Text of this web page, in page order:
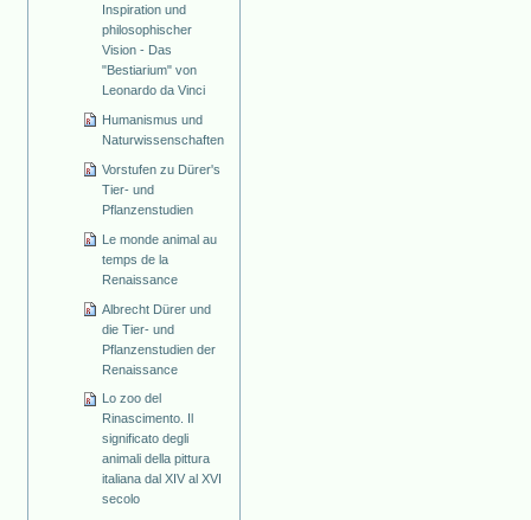
Inspiration und
philosophischer
Vision - Das
"Bestiarium" von
Leonardo da Vinci
Humanismus und
Naturwissenschaften
Vorstufen zu Dürer's
Tier- und
Pflanzenstudien
Le monde animal au
temps de la
Renaissance
Albrecht Dürer und
die Tier- und
Pflanzenstudien der
Renaissance
Lo zoo del
Rinascimento. Il
significato degli
animali della pittura
italiana dal XIV al XVI
secolo